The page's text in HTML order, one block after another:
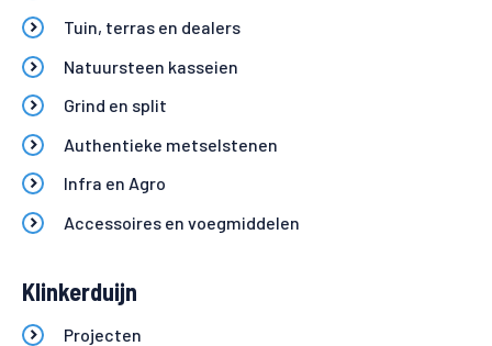
Tuin, terras en dealers
Natuursteen kasseien
Grind en split
Authentieke metselstenen
Infra en Agro
Accessoires en voegmiddelen
Klinkerduijn
Projecten